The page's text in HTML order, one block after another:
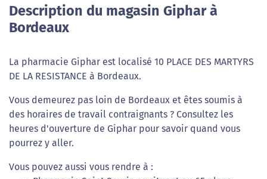
Description du magasin Giphar à
Bordeaux
La pharmacie Giphar est localisé 10 PLACE DES MARTYRS
DE LA RESISTANCE à Bordeaux.
Vous demeurez pas loin de Bordeaux et êtes soumis à
des horaires de travail contraignants ? Consultez les
heures d'ouverture de Giphar pour savoir quand vous
pourrez y aller.
Vous pouvez aussi vous rendre à :